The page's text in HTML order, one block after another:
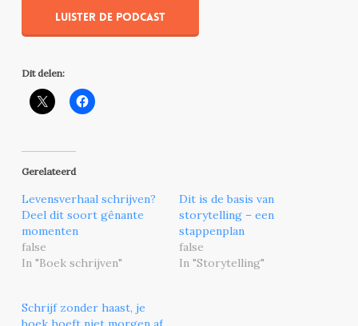
Luister de podcast
Dit delen:
Gerelateerd
Levensverhaal schrijven?
Deel dit soort gênante
momenten
false
In "Boek schrijven"
Dit is de basis van
storytelling – een
stappenplan
false
In "Storytelling"
Schrijf zonder haast, je